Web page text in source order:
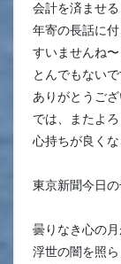
会計を済ませる
年寄の長話に
すいませんね
とんでもない
ありがとうご
では、またよ
心持ちが良くな
東京新聞今日
曇りなき心の
浮世の闇を照ら